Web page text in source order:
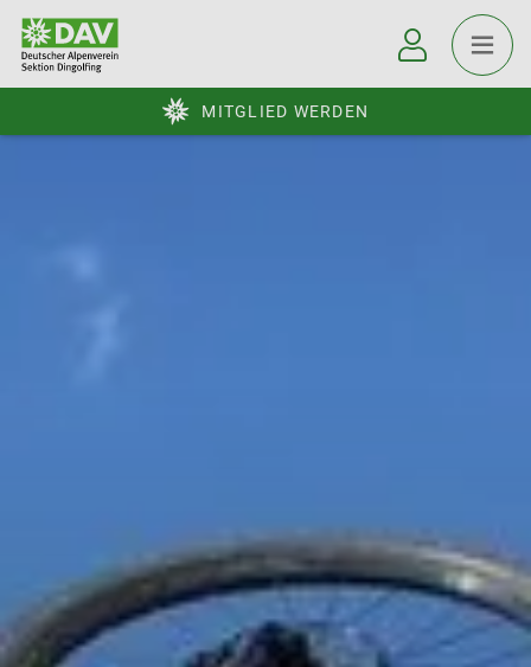
MITGLIED WERDEN